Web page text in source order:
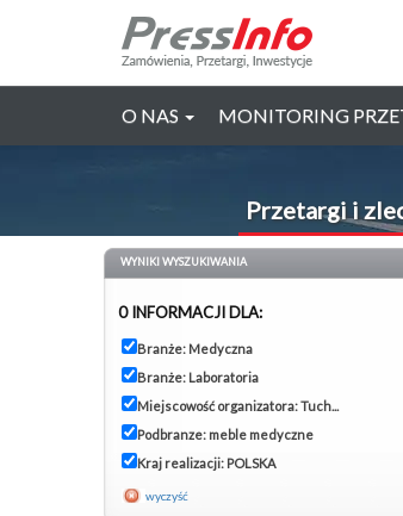
O NAS MONITORING
Przetargi i
WYNIKI WYSZUKIWANIA
0 INFORMACJI DLA:
Branże: Medyczna
Branże: Laboratoria
Miejscowość organizatora: Tuch...
Podbranze: meble medyczne
Kraj realizacji: POLSKA
wyczyść